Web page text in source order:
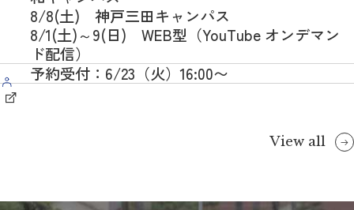
8/8(土) 神戸三田キャンパス
8/1(土)～9(日) WEB型（YouTube オンデマン
ド配信）
予約受付：6/23（火）16:00〜
View all